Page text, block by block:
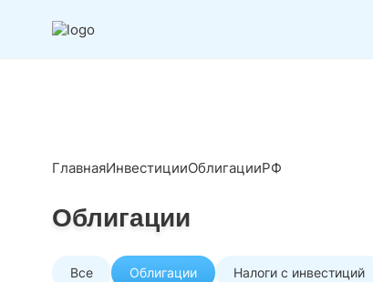
ГлавнаяИнвестицииОблигацииРФ
Облигации
Все Облигации Налоги с инвестиций